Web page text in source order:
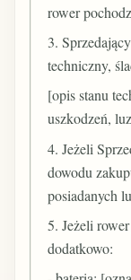
rower
3.
techniczny,
[opis stanu
uszkodzeń,
4. Jeżeli
dowodu
posiadanych
5. Jeżeli
dodatkowo: